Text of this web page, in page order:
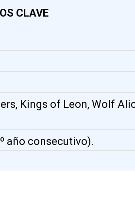
CLAVE
Kings of Leon, Wolf
año consecutivo).